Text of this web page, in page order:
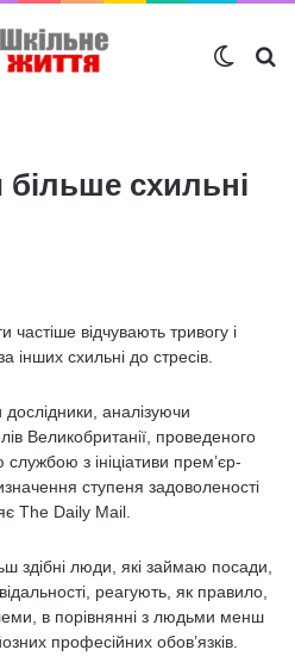
схильні
частіше відчувають тривогу і
інших схильні до стресів.
аналізуючи
Великобританії, проведеного
з ініціативи прем’єр-
ступеня задоволеності
The Daily Mail.
здібні люди, які займаю посади,
реагують, як правило,
в порівнянні з людьми менш
професійних обов’язків.